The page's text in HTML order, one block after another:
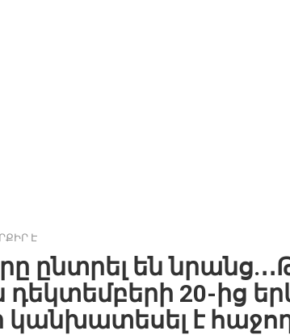
Է
ընտրել են
դեկտեմբերի 20-ից
է